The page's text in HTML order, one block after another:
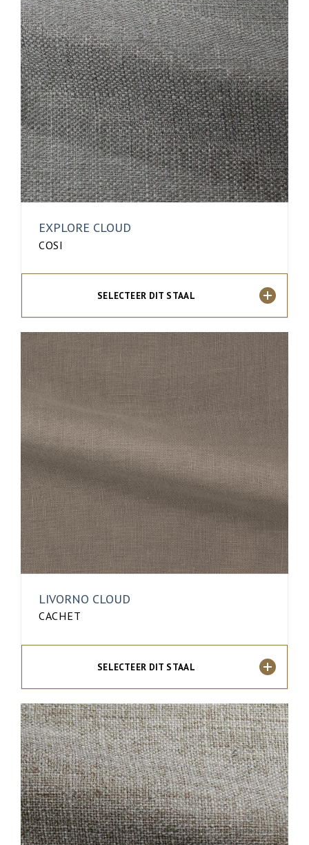
EXPLORE CLOUD
COSI
SELECTEER DIT STAAL
LIVORNO CLOUD
CACHET
SELECTEER DIT STAAL